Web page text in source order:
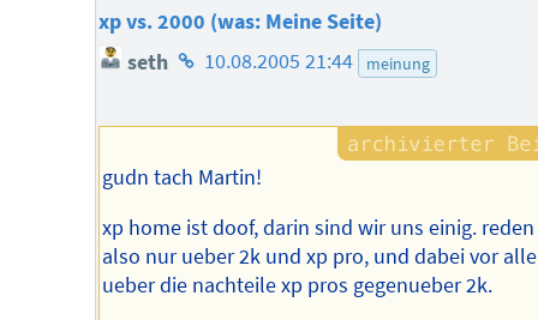
xp vs. 2000 (was: Meine Seite)
seth Homepage
Autors
10.08.2005 21:44 meinung
gudn tach Martin!
xp home ist doof, darin sind wir uns einig.
also nur ueber 2k und xp pro, und dabei vor
ueber die nachteile xp pros gegenueber 2k.